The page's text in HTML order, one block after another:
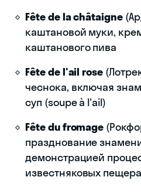
Fête de la châtaigne
каштановой муки,
каштанового пива
Fête de l'ail rose
чеснока, включая
суп (soupe à l'ail)
Fête du fromage
празднование
демонстрацией
известняковых